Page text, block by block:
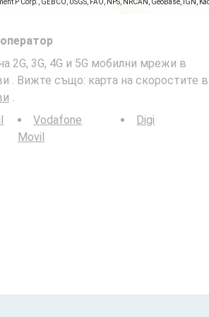
P Corp., GEBCO, USGS, FAO, NPS, NRCAN, GeoBase,
2G, 3G, 4G и 5G мобилни мрежи в
. Вижте също: карта на скоростите в
.
Vodafone
Movil
Digi